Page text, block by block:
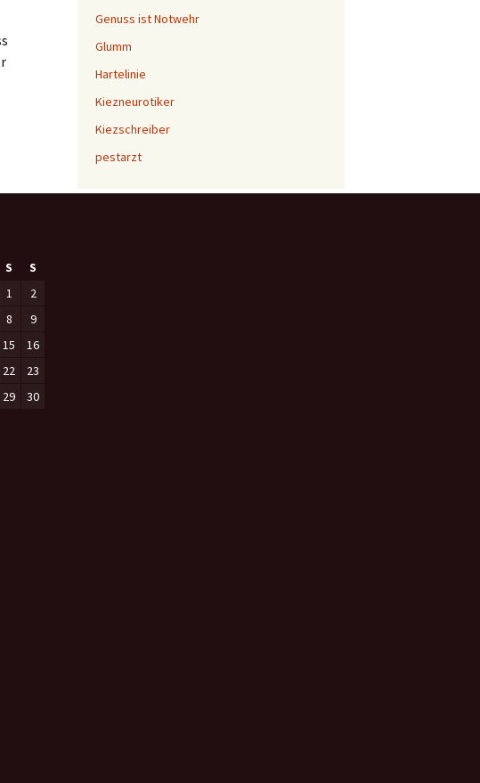
Genuss ist Notwehr
Glumm
Hartelinie
Kiezneurotiker
Kiezschreiber
pestarzt
S
S
1
2
8
9
15
16
22
23
29
30